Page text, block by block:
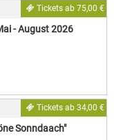
Tickets ab 75,00 €
- August 2026
Tickets ab 34,00 €
Sonndaach"